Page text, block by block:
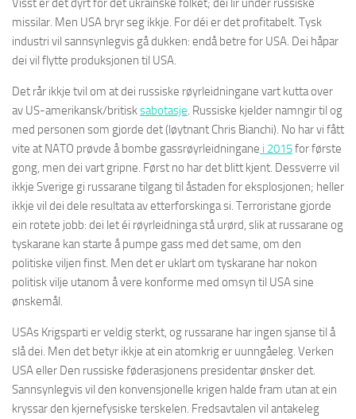
Visst er det dyrt for det ukrainske folket; dei lir under russiske
missilar. Men USA bryr seg ikkje. For déi er det profitabelt. Tysk
industri vil sannsynlegvis gå dukken: endå betre for USA. Dei håpar
dei vil flytte produksjonen til USA.
Det rår ikkje tvil om at dei russiske røyrleidningane vart kutta over
av US-amerikansk/britisksabotasje. Russiske kjelder namngir til og
med personen som gjorde det (løytnant Chris Bianchi). No har vi fått
vite at NATO prøvde å bombe gassrøyrleidningane i 2015for første
gong, men dei vart gripne. Først no har det blitt kjent. Dessverre vil
ikkje Sverige gi russarane tilgang til åstaden for eksplosjonen; heller
ikkje vil dei dele resultata av etterforskinga si. Terroristane gjorde
ein rotete jobb: dei let éi røyrleidninga stå urørd, slik at russarane og
tyskarane kan starte å pumpe gass med det same, om den
politiske viljen finst. Men det er uklart om tyskarane har nokon
politisk vilje utanom å vere konforme med omsyn til USA sine
ønskemål.
USAs Krigsparti er veldig sterkt, og russarane har ingen sjanse til å
slå dei. Men det betyr ikkje at ein atomkrig er uunngåeleg. Verken
USA eller Den russiske føderasjonens presidentar ønsker det.
Sannsynlegvis vil den konvensjonelle krigen halde fram utan at ein
kryssar den kjernefysiske terskelen. Fredsavtalen vil antakeleg